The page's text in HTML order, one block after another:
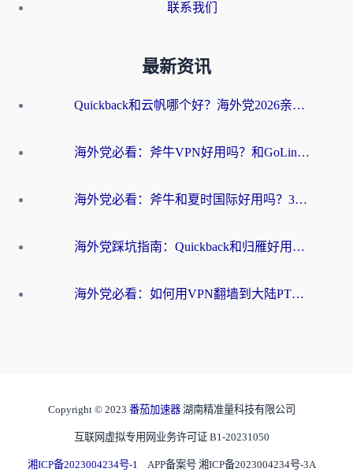
联系我们
最新资讯
Quickback和云帆哪个好？海外党2026亲测指南：选对加速器大陆工具，无缝刷国内剧玩国服
海外党必看：斧牛VPN好用吗？和GoLinkVPN对比哪个回国效果更好？
海外党必看：斧牛和夏时国际好用吗？3步选对回国加速器，无缝刷国内资源
海外党踩坑指南：Quickback和归雁好用吗？选对加速器才能无缝刷国内资源
海外党必看：如何用VPN翻墙到大陆PTT？一篇解决你所有回国加速痛点
Copyright © 2023 番茄加速器 湖南精准量科技有限公司
互联网虚拟专用网业务许可证 B1-20231050
湘ICP备2023004234号-1 APP备案号 湘ICP备2023004234号-3A